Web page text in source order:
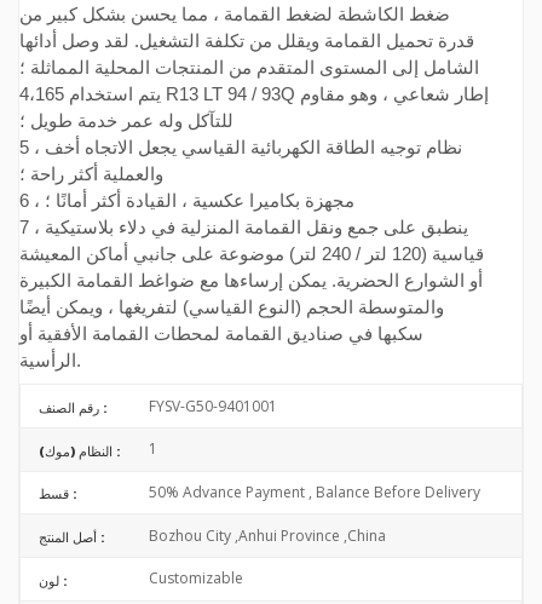
ضغط الكاشطة لضغط القمامة ، مما يحسن بشكل كبير من
قدرة تحميل القمامة ويقلل من تكلفة التشغيل. لقد وصل أدائها
الشامل إلى المستوى المتقدم من المنتجات المحلية المماثلة ؛
يتم استخدام 4،165 R13 LT 94 / 93Q إطار شعاعي ، وهو مقاوم
للتآكل وله عمر خدمة طويل ؛
5 ، نظام توجيه الطاقة الكهربائية القياسي يجعل الاتجاه أخف
والعملية أكثر راحة ؛
6 ، مجهزة بكاميرا عكسية ، القيادة أكثر أمانًا ؛
7 ، ينطبق على جمع ونقل القمامة المنزلية في دلاء بلاستيكية
قياسية (120 لتر / 240 لتر) موضوعة على جانبي أماكن المعيشة
أو الشوارع الحضرية. يمكن إرساءها مع ضواغط القمامة الكبيرة
والمتوسطة الحجم (النوع القياسي) لتفريغها ، ويمكن أيضًا
سكبها في صناديق القمامة لمحطات القمامة الأفقية أو
الرأسية.
رقم الصنف : FYSV-G50-9401001
النظام (موك) : 1
قسط : 50% Advance Payment , Balance Before Delivery
أصل المنتج : Bozhou City ,Anhui Province ,China
لون : Customizable